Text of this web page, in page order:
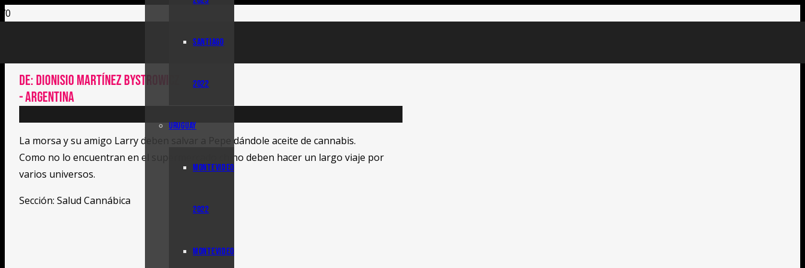
SANTIAGO
2022
URUGUAY
MONTEVIDEO
2022
MONTEVIDEO
de: Dionisio Martínez Bystrowicz
-Argentina
La morsa y su amigo Larry deben salvar a Pepe dándole aceite de cannabis.
Como no lo encuentran en el supermercado chino deben hacer un largo viaje por
varios universos.
Sección: Salud Cannábica